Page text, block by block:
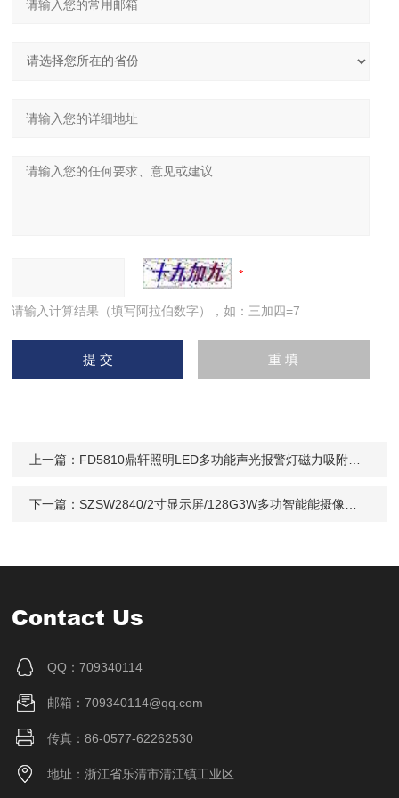
请输入计算结果（填写阿拉伯数字），如：三加四=7
上一篇： FD5810鼎轩照明LED多功能声光报警灯磁力吸附防水
下一篇： SZSW2840/2寸显示屏/128G3W多功智能能摄像头灯充电拍照记录仪头戴
Contact Us
QQ：709340114
邮箱：709340114@qq.com
传真：86-0577-62262530
地址：浙江省乐清市清江镇工业区